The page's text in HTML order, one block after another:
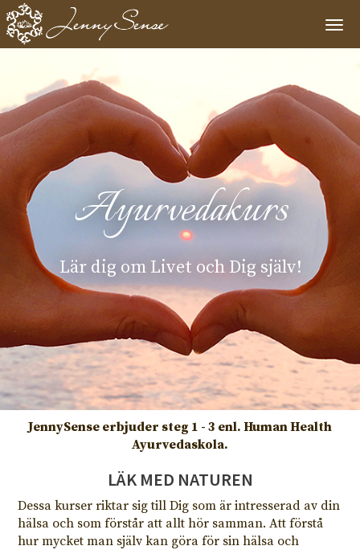
Ayurvedakurs
Lär dig om Livet och Dig själv!
JennySense erbjuder steg 1 - 3 enl. Human Health
Ayurvedaskola.
LÄK MED NATUREN
Dessa kurser riktar sig till Dig som är intresserad av din
hälsa och som förstår att allt hör samman. Att förstå
hur mycket man själv kan göra för sin hälsa och